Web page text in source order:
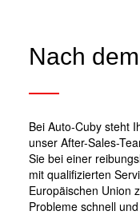
Nach
Bei Auto-Cuby steht
unser After-Sales-
Sie bei einer
mit qualifizierten
Europäischen Union
Probleme schnell